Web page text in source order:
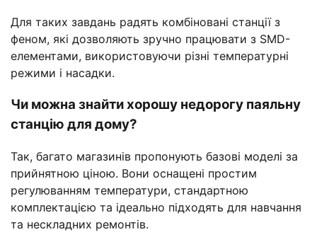
Для таких завдань радять комбіновані станції з
феном, які дозволяють зручно працювати з SMD-
елементами, використовуючи різні температурні
режими і насадки.
Чи можна знайти хорошу недорогу паяльну
станцію для дому?
Так, багато магазинів пропонують базові моделі за
прийнятною ціною. Вони оснащені простим
регулюванням температури, стандартною
комплектацією та ідеально підходять для навчання
та нескладних ремонтів.